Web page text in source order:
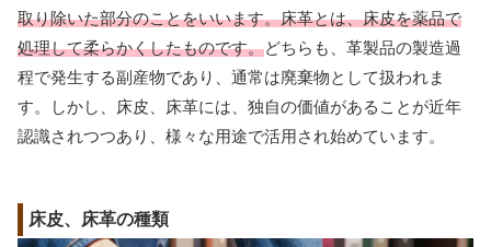
取り除いた部分のことをいいます。床革とは、床皮を薬品で
処理して柔らかくしたものです。どちらも、革製品の製造過
程で発生する副産物であり、通常は廃棄物として扱われま
す。しかし、床皮、床革には、独自の価値があることが近年
認識されつつあり、様々な用途で活用され始めています。
床皮、床革の種類